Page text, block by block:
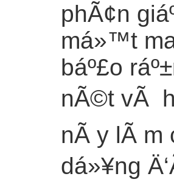
phÃ¢n
má»™t ma
báº£o
nÃ©t vÃ
nÃ y lÃ m
dá»¥ng